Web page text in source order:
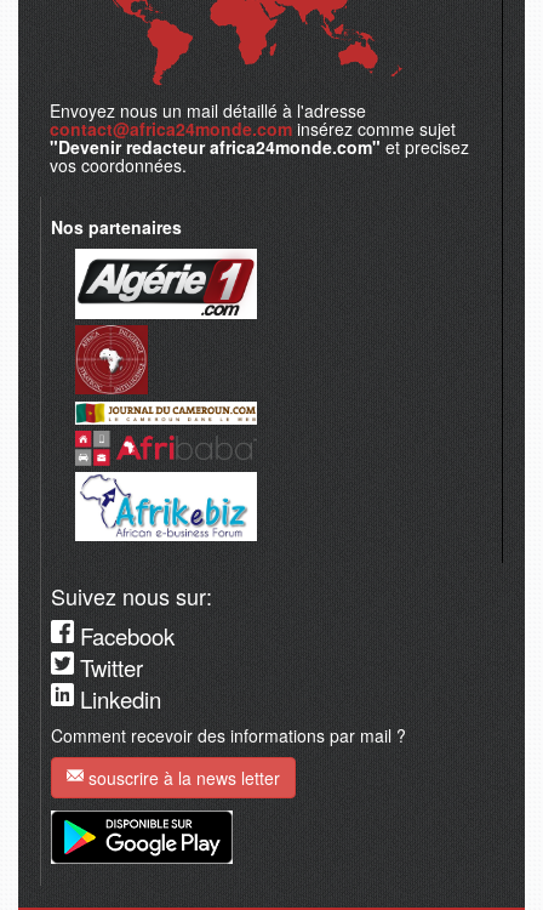
Envoyez nous un mail détaillé à l'adresse
contact@africa24monde.com insérez comme sujet
"Devenir redacteur africa24monde.com" et precisez
vos coordonnées.
Nos partenaires
Suivez nous sur:
Facebook
Twitter
Linkedin
Comment recevoir des informations par mail ?
souscrire à la news letter